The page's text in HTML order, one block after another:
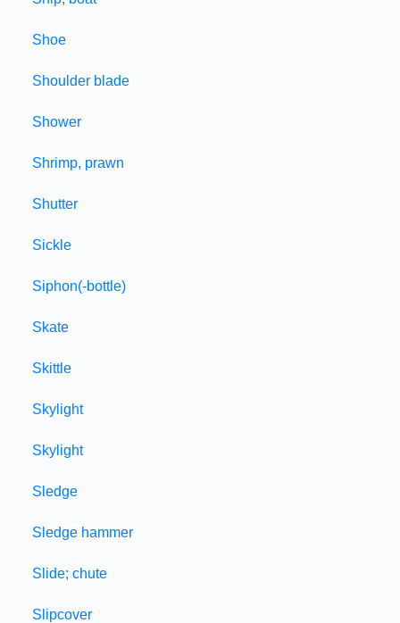
Shoe
Shoulder blade
Shower
Shrimp, prawn
Shutter
Sickle
Siphon(-bottle)
Skate
Skittle
Skylight
Skylight
Sledge
Sledge hammer
Slide; chute
Slipcover